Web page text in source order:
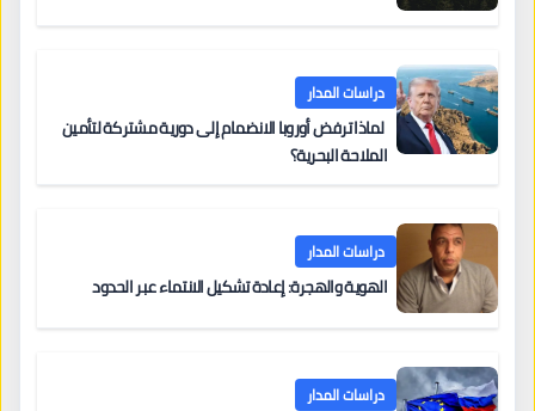
دراسات المدار
لماذا ترفض أوروبا الانضمام إلى دورية مشتركة لتأمين
الملاحة البحرية؟
دراسات المدار
الهوية والهجرة: إعادة تشكيل الانتماء عبر الحدود
دراسات المدار